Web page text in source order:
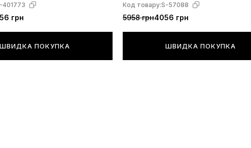
401773
грн
ШВИДКА ПОКУПКА
Код товару:S-57088
5958 грн4056 грн
ШВИДКА ПОКУПКА